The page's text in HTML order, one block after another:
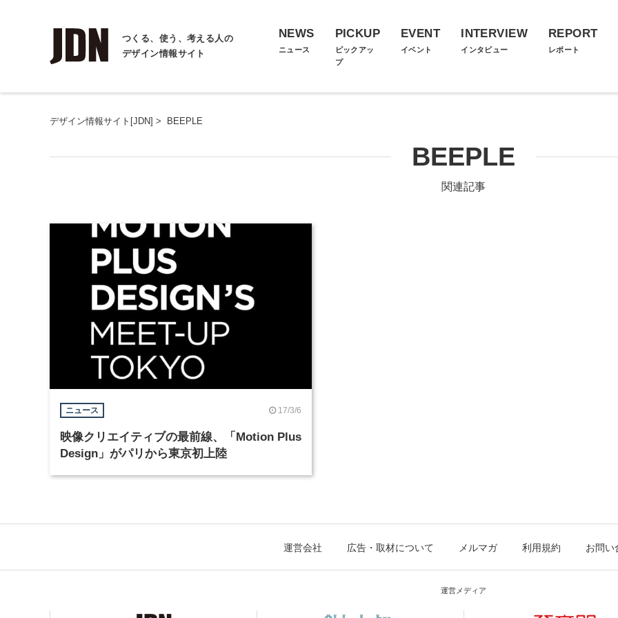
つくる、使う、考える人の
デザイン情報サイト
NEWS
ニュース
PICKUP
ピックアッ
プ
EVENT
イベント
INTERVIEW
インタビュー
REPORT
レポート
デザイン情報サイト[JDN] > BEEPLE
BEEPLE
関連記事
ニュース 17/3/6
映像クリエイティブの最前線、「Motion Plus
Design」がパリから東京初上陸
運営会社 広告・取材について メルマガ 利用規約 お問い
運営メディア